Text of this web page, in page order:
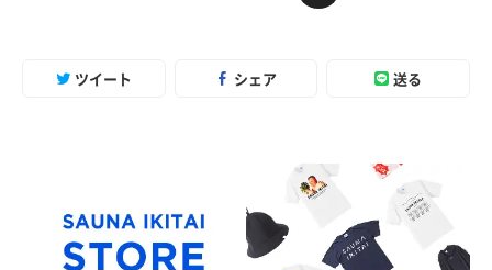
ツイート シェア 送る